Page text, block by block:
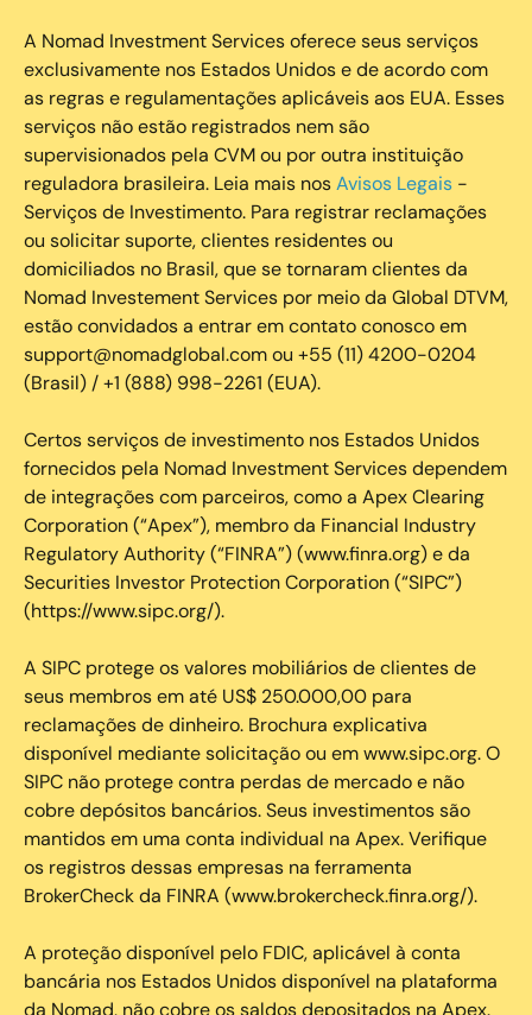
A Nomad Investment Services oferece seus serviços
exclusivamente nos Estados Unidos e de acordo com
as regras e regulamentações aplicáveis aos EUA. Esses
serviços não estão registrados nem são
supervisionados pela CVM ou por outra instituição
reguladora brasileira. Leia mais nosAvisos Legais -
Serviços de Investimento. Para registrar reclamações
ou solicitar suporte, clientes residentes ou
domiciliados no Brasil, que se tornaram clientes da
Nomad Investement Services por meio da Global DTVM,
estão convidados a entrar em contato conosco em
support@nomadglobal.com ou +55 (11) 4200-0204
(Brasil) / +1 (888) 998-2261 (EUA).
Certos serviços de investimento nos Estados Unidos
fornecidos pela Nomad Investment Services dependem
de integrações com parceiros, como a Apex Clearing
Corporation (“Apex”), membro da Financial Industry
Regulatory Authority (“FINRA”) (www.finra.org) e da
Securities Investor Protection Corporation (“SIPC”)
(https://www.sipc.org/).
A SIPC protege os valores mobiliários de clientes de
seus membros em até US$ 250.000,00 para
reclamações de dinheiro. Brochura explicativa
disponível mediante solicitação ou em www.sipc.org. O
SIPC não protege contra perdas de mercado e não
cobre depósitos bancários. Seus investimentos são
mantidos em uma conta individual na Apex. Verifique
os registros dessas empresas na ferramenta
BrokerCheck da FINRA (www.brokercheck.finra.org/).
A proteção disponível pelo FDIC, aplicável à conta
bancária nos Estados Unidos disponível na plataforma
da Nomad, não cobre os saldos depositados na Apex.